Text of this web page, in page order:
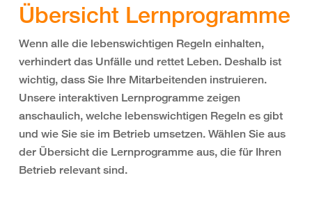
Übersicht Lernprogramme
Wenn alle die lebenswichtigen Regeln einhalten,
verhindert das Unfälle und rettet Leben. Deshalb ist
wichtig, dass Sie Ihre Mitarbeitenden instruieren.
Unsere interaktiven Lernprogramme zeigen
anschaulich, welche lebenswichtigen Regeln es gibt
und wie Sie sie im Betrieb umsetzen. Wählen Sie aus
der Übersicht die Lernprogramme aus, die für Ihren
Betrieb relevant sind.